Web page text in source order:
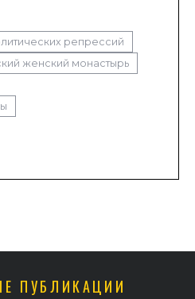
репрессий
женский монастырь
ПУБЛИКАЦИИ